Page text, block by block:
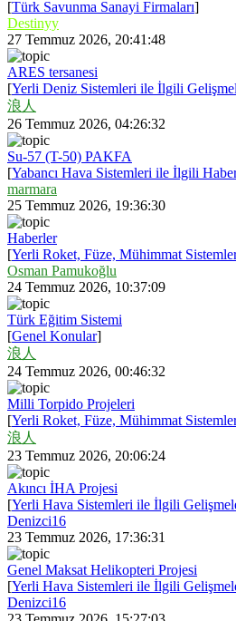
[Türk Savunma Sanayi Firmaları]
Destinyy
27 Temmuz 2026, 20:41:48
ARES tersanesi
[Yerli Deniz Sistemleri ile İlgili
浪人
26 Temmuz 2026, 04:26:32
Su-57 (T-50) PAKFA
[Yabancı Hava Sistemleri ile İlgili
marmara
25 Temmuz 2026, 19:36:30
Haberler
[Yerli Roket, Füze, Mühimmat
Osman Pamukoğlu
24 Temmuz 2026, 10:37:09
Türk Eğitim Sistemi
[Genel Konular]
浪人
24 Temmuz 2026, 00:46:32
Milli Torpido Projeleri
[Yerli Roket, Füze, Mühimmat
浪人
23 Temmuz 2026, 20:06:24
Akıncı İHA Projesi
[Yerli Hava Sistemleri ile İlgili
Denizci16
23 Temmuz 2026, 17:36:31
Genel Maksat Helikopteri Projesi
[Yerli Hava Sistemleri ile İlgili
Denizci16